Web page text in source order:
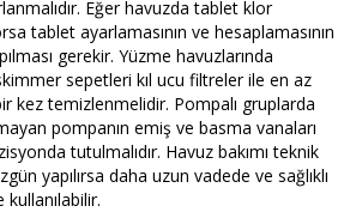
Eğer havuzda tablet klor
tablet ayarlamasının ve hesaplamasının
gerekir. Yüzme havuzlarında
sepetleri kıl ucu filtreler ile en az
kez temizlenmelidir. Pompalı gruplarda
pompanın emiş ve basma vanaları
tutulmalıdır. Havuz bakımı teknik
yapılırsa daha uzun vadede ve sağlıklı
kullanılabilir.